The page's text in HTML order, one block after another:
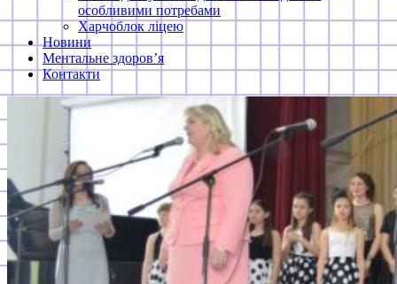
особливими потребами
Харчоблок ліцею
Новини
Ментальне здоров’я
Контакти